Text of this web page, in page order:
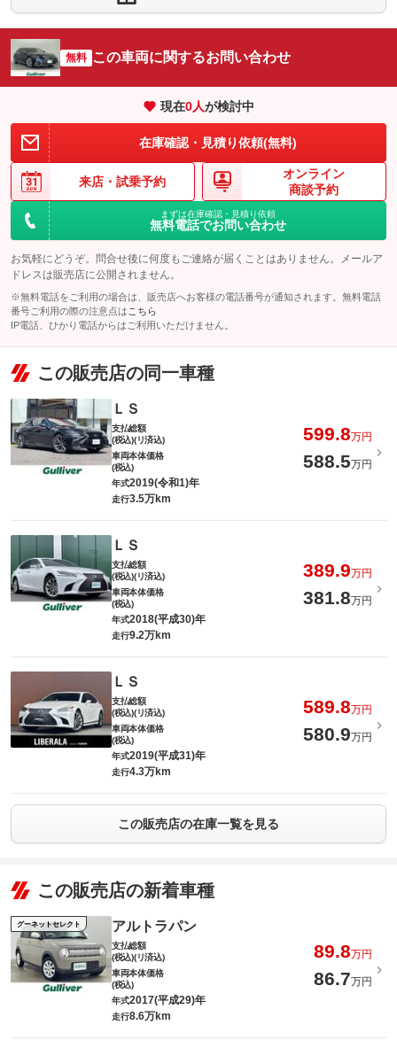
美観をキープする為にお勧めしたい商品です。
パック内容
く色をキープするのに効果を発揮します。
備考
このパックの見積もり依頼（無料）
車両本体価
格
シート撥水／室内除菌の『コンフォートガード』はファブリッ
ク・コンビ・レザーの３パッケージをご用意をしております。シ
ートや天張り、フロアマットを光触媒でコーティングし防汚・撥
水効果が期待できる商品です。
このパックの見積もり依頼（無料）
無料 この車両に関するお問い合わせ
現在0人が検討中
在庫確認・見積り依頼(無料)
来店・ 試乗予約
オンライン
商談予約
まずは在庫確認・見積り依頼
無料電話でお問い合わせ
お気軽にどうぞ。問合せ後に何度もご連絡が届くことはありません。メールア
ドレスは販売店に公開されません。
※無料電話をご利用の場合は、販売店へお客様の電話番号が通知されます。無料電話
番号ご利用の際の注意点は こちら
IP電話、ひかり電話からはご利用いただけません。
この販売店の同一車種
ＬＳ
支払総額
(税込)(リ済込)
599.8万円
車両本体価格
(税込)
588.5万円
年式2019(令和1)年
走行3.5万km
ＬＳ
支払総額
(税込)(リ済込)
389.9万円
車両本体価格
(税込)
381.8万円
年式2018(平成30)年
走行9.2万km
ＬＳ
支払総額
(税込)(リ済込)
589.8万円
車両本体価格
(税込)
580.9万円
年式2019(平成31)年
走行4.3万km
この販売店の在庫一覧を見る
この販売店の新着車種
グーネットセレクト アルトラパン
支払総額
(税込)(リ済込)
89.8万円
車両本体価格
(税込)
86.7万円
年式2017(平成29)年
走行8.6万km